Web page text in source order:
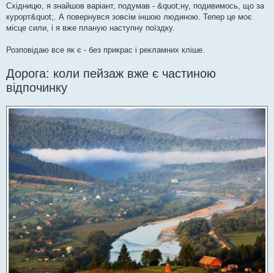
Східницю, я знайшов варіант, подумав - &quot;ну, подивимось, що за
курорт&quot;. А повернувся зовсім іншою людиною. Тепер це моє
місце сили, і я вже планую наступну поїздку.
Розповідаю все як є - без прикрас і рекламних кліше.
Дорога: коли пейзаж вже є частиною
відпочинку